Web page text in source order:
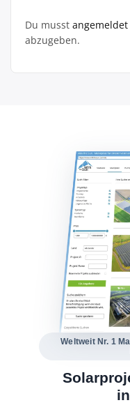
Du musst angemeldet
abzugeben.